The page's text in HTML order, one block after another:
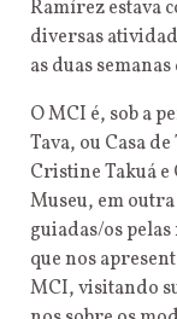
Ramírez estava
diversas
as duas
O MCI é, sob a
Tava, ou Casa
Cristine Takuá e
Museu, em outra
guiadas/os
que nos
MCI, visitando